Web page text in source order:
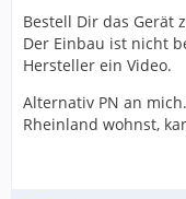
Bestell Dir das Gerät
Der Einbau ist nicht
Hersteller ein Video.
Alternativ PN an
Rheinland wohnst,